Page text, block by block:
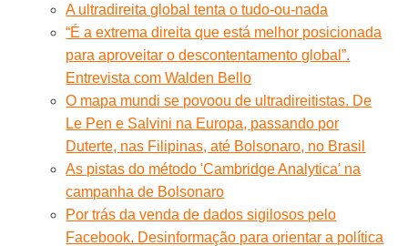
A ultradireita global tenta o tudo-ou-nada
“É a extrema direita que está melhor posicionada
para aproveitar o descontentamento global”.
Entrevista com Walden Bello
O mapa mundi se povoou de ultradireitistas. De
Le Pen e Salvini na Europa, passando por
Duterte, nas Filipinas, até Bolsonaro, no Brasil
As pistas do método 'Cambridge Analytica' na
campanha de Bolsonaro
Por trás da venda de dados sigilosos pelo
Facebook. Desinformação para orientar a política